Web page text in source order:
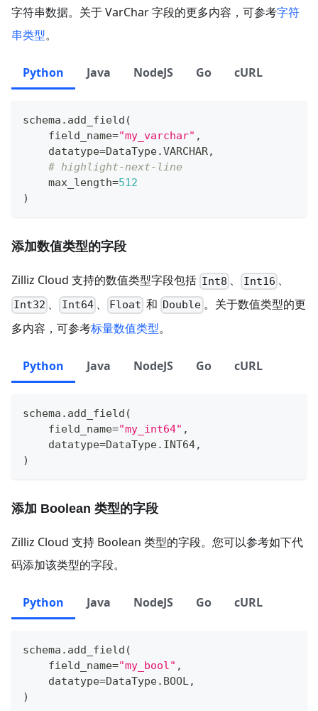
字符串数据。关于 VarChar 字段的更多内容，可参考字符
串类型。
Python Java NodeJS Go cURL
schema . add_field (
    field_name
="my_varchar" ,
    datatype
=DataType.VARCHAR,
# highlight-next-line
    max_length
=512
)
添加数值类型的字段
Zilliz Cloud 支持的数值类型字段包括 Int8 、 Int16 、
Int32 、 Int64、 Float 和 Double。关于数值类型的更
多内容，可参考标量数值类型。
Python Java NodeJS Go cURL
schema . add_field (
    field_name
="my_int64" ,
    datatype
=DataType. INT64,
)
添加 Boolean 类型的字段
Zilliz Cloud 支持 Boolean 类型的字段。您可以参考如下代
码添加该类型的字段。
Python Java NodeJS Go cURL
schema . add_field (
    field_name
="my_bool" ,
    datatype
=DataType. BOOL ,
)